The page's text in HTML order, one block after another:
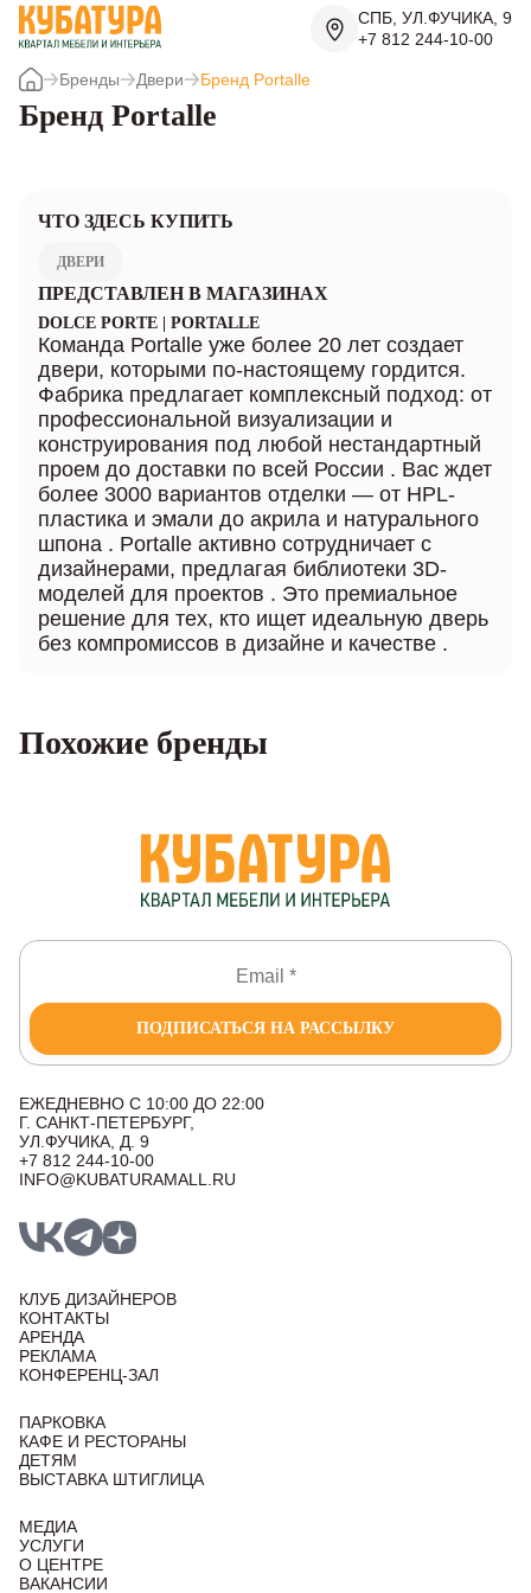
СПБ, УЛ.ФУЧИКА, 9
+7 812 244-10-00
Бренды Двери Бренд Portalle
Бренд Portalle
ЧТО ЗДЕСЬ КУПИТЬ
ДВЕРИ
ПРЕДСТАВЛЕН В МАГАЗИНАХ
DOLCE PORTE | PORTALLE
Команда Portalle уже более 20 лет создает
двери, которыми по-настоящему гордится.
Фабрика предлагает комплексный подход: от
профессиональной визуализации и
конструирования под любой нестандартный
проем до доставки по всей России . Вас ждет
более 3000 вариантов отделки — от HPL-
пластика и эмали до акрила и натурального
шпона . Portalle активно сотрудничает с
дизайнерами, предлагая библиотеки 3D-
моделей для проектов . Это премиальное
решение для тех, кто ищет идеальную дверь
без компромиссов в дизайне и качестве .
Похожие бренды
ПОДПИСАТЬСЯ НА РАССЫЛКУ
ЕЖЕДНЕВНО С 10:00 ДО 22:00
Г. САНКТ-ПЕТЕРБУРГ,
УЛ.ФУЧИКА, Д. 9
+7 812 244-10-00
INFO@KUBATURAMALL.RU
КЛУБ ДИЗАЙНЕРОВ
КОНТАКТЫ
АРЕНДА
РЕКЛАМА
КОНФЕРЕНЦ-ЗАЛ
ПАРКОВКА
КАФЕ И РЕСТОРАНЫ
ДЕТЯМ
ВЫСТАВКА ШТИГЛИЦА
МЕДИА
УСЛУГИ
О ЦЕНТРЕ
ВАКАНСИИ